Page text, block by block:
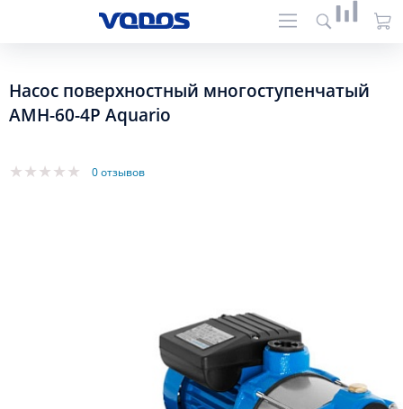
Насос поверхностный многоступенчатый
AMH-60-4P Aquario
0 отзывов